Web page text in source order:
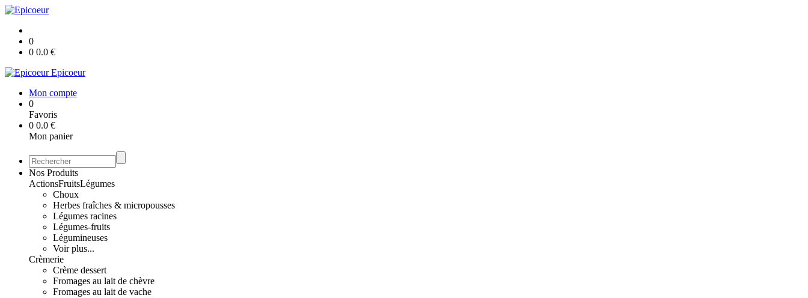
0
0 0.0 €
Epicoeur
Mon compte
0
Favoris
0 0.0 €
Mon panier
Nos Produits
ActionsFruitsLégumes
Choux
Herbes fraîches & micropousses
Légumes racines
Légumes-fruits
Légumineuses
Voir plus...
Crèmerie
Crème dessert
Fromages au lait de chèvre
Fromages au lait de vache